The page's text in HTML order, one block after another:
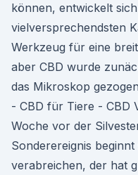
können, entwickelt
vielversprechendsten
Werkzeug für eine
aber CBD wurde
das Mikroskop
- CBD für Tiere - CBD
Woche vor der
Sonderereignis
verabreichen, der hat